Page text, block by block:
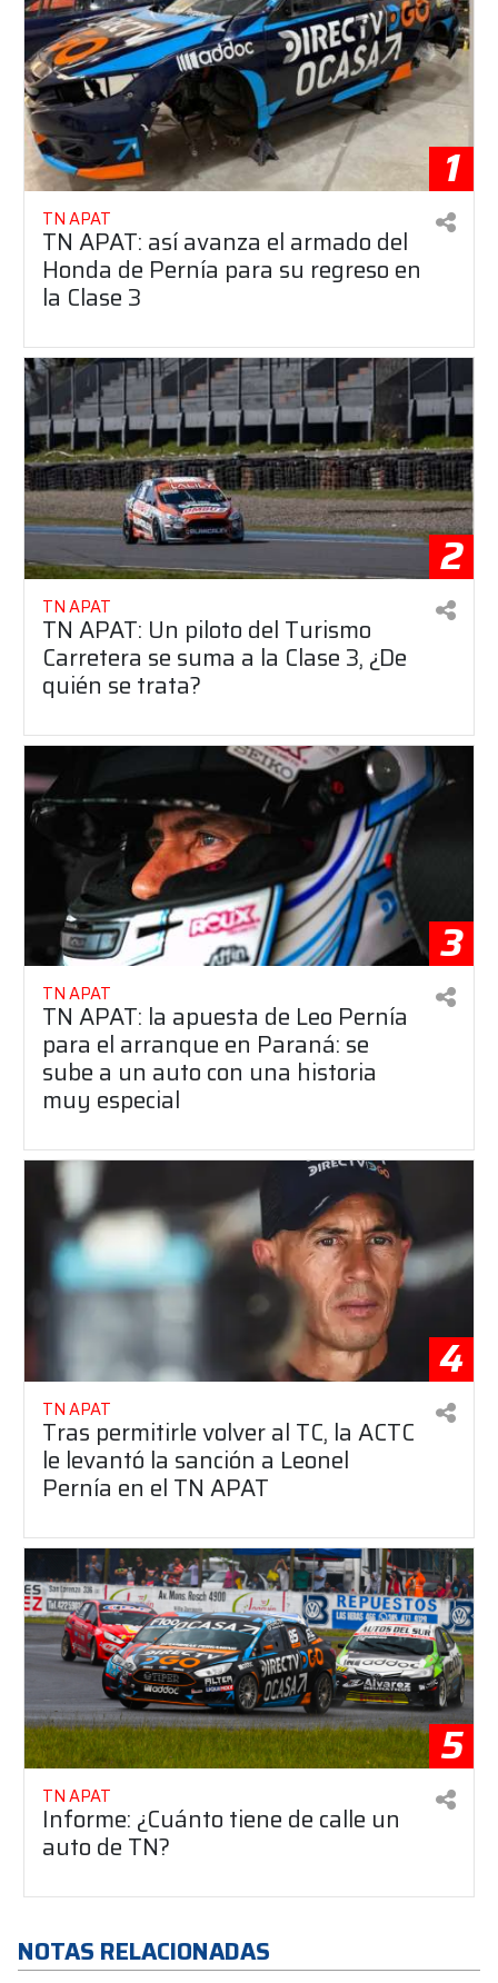
1
TN APAT
TN APAT: así avanza el armado del
Honda de Pernía para su regreso en
la Clase 3
2
TN APAT
TN APAT: Un piloto del Turismo
Carretera se suma a la Clase 3, ¿De
quién se trata?
3
TN APAT
TN APAT: la apuesta de Leo Pernía
para el arranque en Paraná: se
sube a un auto con una historia
muy especial
4
TN APAT
Tras permitirle volver al TC, la ACTC
le levantó la sanción a Leonel
Pernía en el TN APAT
5
TN APAT
Informe: ¿Cuánto tiene de calle un
auto de TN?
NOTAS RELACIONADAS